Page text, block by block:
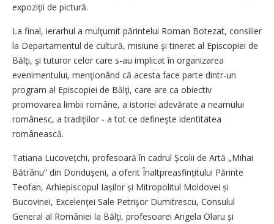
expoziţii de pictură.
La final, ierarhul a mulţumit părintelui Roman Botezat, consilier
la Departamentul de cultură, misiune şi tineret al Episcopiei de
Bălţi, şi tuturor celor care s-au implicat în organizarea
evenimentului, menţionând că acesta face parte dintr-un
program al Episcopiei de Bălţi, care are ca obiectiv
promovarea limbii române, a istoriei adevărate a nea­mului
românesc, a tradiţiilor - a tot ce defineşte identitatea
românească.
Tatiana Lucovețchi, profesoară în cadrul Școlii de Artă „Mihai
Bătrânu” din Dondușeni, a oferit Înalt­prea­sfințitului Părinte
Teofan, Arhi­episcopul Iașilor și Mitropolitul Moldovei și
Bucovinei, Excelenţei Sale Petrişor Dumitrescu, Consulul
General al României la Bălţi, profesoarei Angela Olaru și